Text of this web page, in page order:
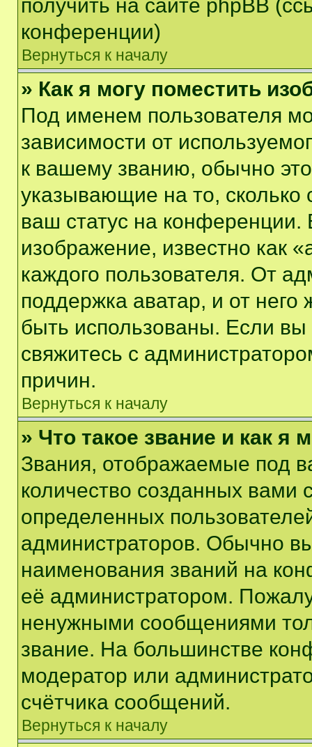
получить на сайте phpBB
конференции)
Вернуться к началу
» Как я могу поместить
Под именем пользователя
зависимости от
к вашему званию, обычно это
указывающие на то,
ваш статус на
изображение, известно как
каждого пользователя. От
поддержка аватар, и от него
быть использованы. Если
свяжитесь с
причин.
Вернуться к началу
» Что такое звание и как я
Звания, отображаемые под
количество созданных
определенных
администраторов. Обычно
наименования званий на
её администратором.
ненужными сообщениями
звание. На большинстве
модератор или
счётчика сообщений.
Вернуться к началу